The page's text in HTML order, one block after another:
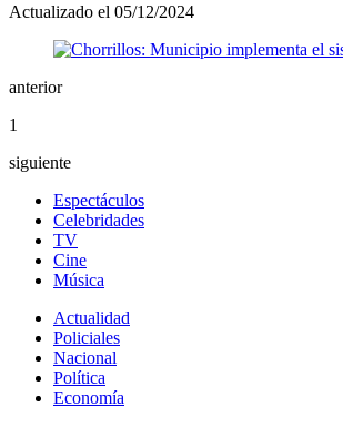
Actualizado el 05/12/2024
anterior
1
siguiente
Espectáculos
Celebridades
TV
Cine
Música
Actualidad
Policiales
Nacional
Política
Economía